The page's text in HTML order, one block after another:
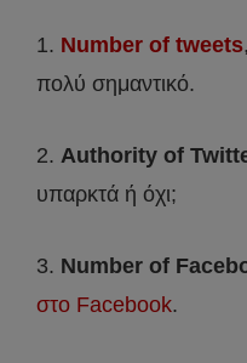
1. Number of tweets
πολύ σημαντικό.
2. Authority of
υπαρκτά ή όχι;
3. Number of
στο Facebook.